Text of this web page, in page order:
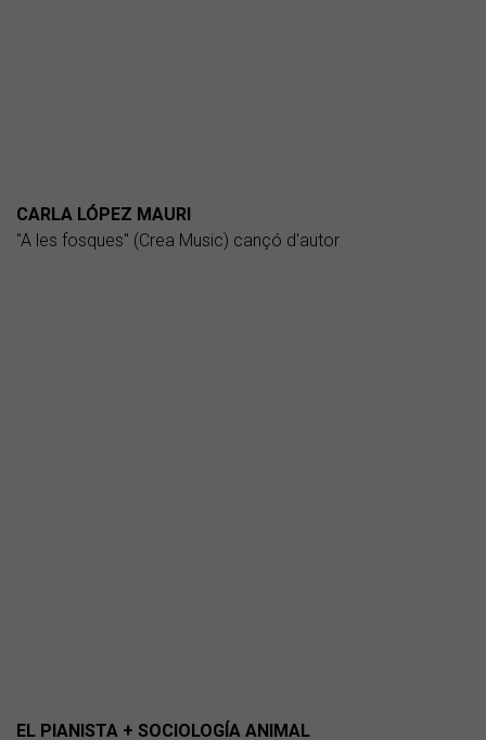
CARLA LÓPEZ MAURI
"A les fosques" (Crea Music) cançó d'autor
EL PIANISTA + SOCIOLOGÍA ANIMAL